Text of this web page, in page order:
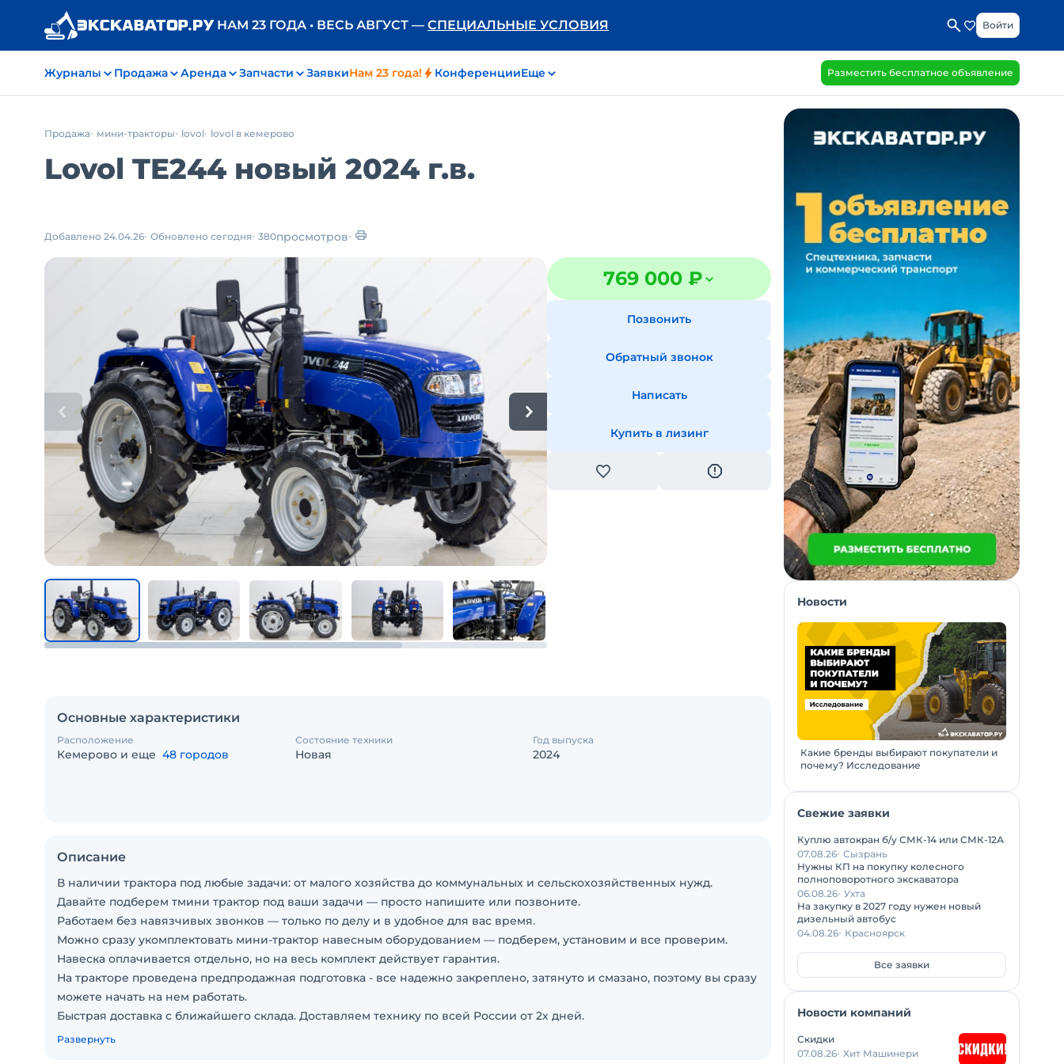
НАМ 23 ГОДА • ВЕСЬ АВГУСТ — СПЕЦИАЛЬНЫЕ УСЛОВИЯ Войти
Журналы Продажа Аренда Запчасти ЗаявкиНам 23 года! КонференцииЕще Разместить бесплатное объявление
Продажа мини-тракторы lovol lovol в кемерово
Lovol TE244 новый 2024 г.в.
Добавлено 24.04.26 Обновлено сегодня 380просмотров
769 000 ₽
Позвонить
Обратный звонок
Написать
Купить в лизинг
Основные характеристики
Расположение
Кемерово и еще 48 городов
Состояние техники
Новая
Год выпуска
2024
Описание
В наличии трактора под любые задачи: от малого хозяйства до коммунальных и сельскохозяйственных нужд.
Давайте подберем тмини трактор под ваши задачи — просто напишите или позвоните.
Работаем без навязчивых звонков — только по делу и в удобное для вас время.
Можно сразу укомплектовать мини-трактор навесным оборудованием — подберем, установим и все проверим.
Навеска оплачивается отдельно, но на весь комплект действует гарантия.
На тракторе проведена предпродажная подготовка - все надежно закреплено, затянуто и смазано, поэтому вы сразу
можете начать на нем работать.
Быстрая доставка с ближайшего склада. Доставляем технику по всей России от 2х дней.
Минитрактор 4х4 Фотон Ловол TE-244:
Развернуть
Новости
Какие бренды выбирают покупатели и
почему? Исследование
Свежие заявки
Куплю автокран б/у СМК-14 или СМК-12А
07.08.26 Сызрань
Нужны КП на покупку колесного
полноповоротного экскаватора
06.08.26 Ухта
На закупку в 2027 году нужен новый
дизельный автобус
04.08.26 Красноярск
Все заявки
Новости компаний
Скидки
07.08.26 Хит Машинери